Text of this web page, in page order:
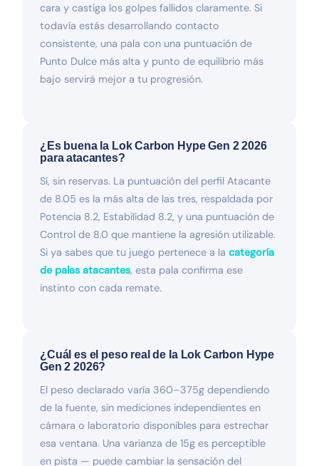
cara y castiga los golpes fallidos claramente. Si
todavía estás desarrollando contacto
consistente, una pala con una puntuación de
Punto Dulce más alta y punto de equilibrio más
bajo servirá mejor a tu progresión.
¿Es buena la Lok Carbon Hype Gen 2 2026
para atacantes?
Sí, sin reservas. La puntuación del perfil Atacante
de 8.05 es la más alta de las tres, respaldada por
Potencia 8.2, Estabilidad 8.2, y una puntuación de
Control de 8.0 que mantiene la agresión utilizable.
Si ya sabes que tu juego pertenece a la categoría
de palas atacantes, esta pala confirma ese
instinto con cada remate.
¿Cuál es el peso real de la Lok Carbon Hype
Gen 2 2026?
El peso declarado varía 360–375g dependiendo
de la fuente, sin mediciones independientes en
cámara o laboratorio disponibles para estrechar
esa ventana. Una varianza de 15g es perceptible
en pista — puede cambiar la sensación del